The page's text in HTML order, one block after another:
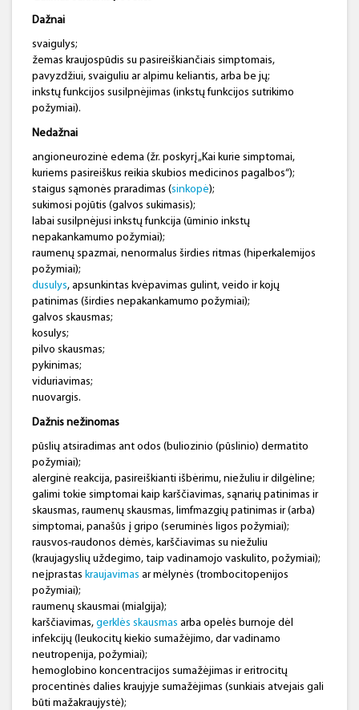
Dažnai
svaigulys;
žemas kraujospūdis su pasireiškiančiais simptomais,
pavyzdžiui, svaiguliu ar alpimu keliantis, arba be jų;
inkstų funkcijos susilpnėjimas (inkstų funkcijos sutrikimo
požymiai).
Nedažnai
angioneurozinė edema (žr. poskyrį „Kai kurie simptomai,
kuriems pasireiškus reikia skubios medicinos pagalbos“);
staigus sąmonės praradimas (sinkopė);
sukimosi pojūtis (galvos sukimasis);
labai susilpnėjusi inkstų funkcija (ūminio inkstų
nepakankamumo požymiai);
raumenų spazmai, nenormalus širdies ritmas (hiperkalemijos
požymiai);
dusulys, apsunkintas kvėpavimas gulint, veido ir kojų
patinimas (širdies nepakankamumo požymiai);
galvos skausmas;
kosulys;
pilvo skausmas;
pykinimas;
viduriavimas;
nuovargis.
Dažnis nežinomas
pūslių atsiradimas ant odos (buliozinio (pūslinio) dermatito
požymiai);
alerginė reakcija, pasireiškianti išbėrimu, niežuliu ir dilgėline;
galimi tokie simptomai kaip karščiavimas, sąnarių patinimas ir
skausmas, raumenų skausmas, limfmazgių patinimas ir (arba)
simptomai, panašūs į gripo (seruminės ligos požymiai);
rausvos-raudonos dėmės, karščiavimas su niežuliu
(kraujagyslių uždegimo, taip vadinamojo vaskulito, požymiai);
neįprastas kraujavimas ar mėlynės (trombocitopenijos
požymiai);
raumenų skausmai (mialgija);
karščiavimas, gerklės skausmas arba opelės burnoje dėl
infekcijų (leukocitų kiekio sumažėjimo, dar vadinamo
neutropenija, požymiai);
hemoglobino koncentracijos sumažėjimas ir eritrocitų
procentinės dalies kraujyje sumažėjimas (sunkiais atvejais gali
būti mažakraujystė);